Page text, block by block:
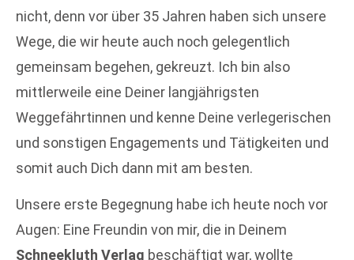
nicht, denn vor über 35 Jahren haben sich unsere
Wege, die wir heute auch noch gelegentlich
gemeinsam begehen, gekreuzt. Ich bin also
mittlerweile eine Deiner langjährigsten
Weggefährtinnen und kenne Deine verlegerischen
und sonstigen Engagements und Tätigkeiten und
somit auch Dich dann mit am besten.
Unsere erste Begegnung habe ich heute noch vor
Augen: Eine Freundin von mir, die in Deinem
Schneekluth Verlag beschäftigt war, wollte